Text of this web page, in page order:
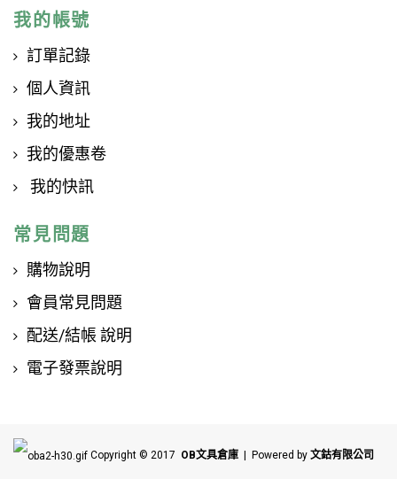
我的帳號
訂單記錄
個人資訊
我的地址
我的優惠卷
我的快訊
常見問題
購物說明
會員常見問題
配送/結帳 說明
電子發票說明
Copyright © 2017 OB文具倉庫 | Powered by 文鈷有限公司